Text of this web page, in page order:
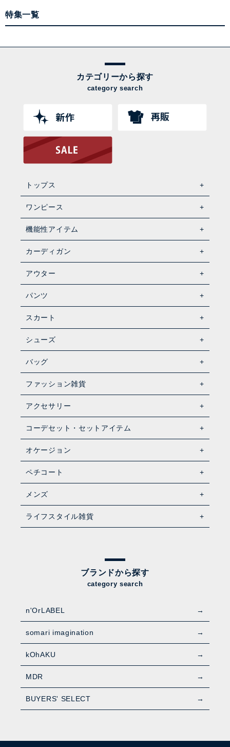
特集一覧
カテゴリーから探す
category search
トップス
ワンピース
機能性アイテム
カーディガン
アウター
パンツ
スカート
シューズ
バッグ
ファッション雑貨
アクセサリー
コーデセット・セットアイテム
オケージョン
ペチコート
メンズ
ライフスタイル雑貨
ブランドから探す
category search
n'OrLABEL
somari imagination
kOhAKU
MDR
BUYERS' SELECT